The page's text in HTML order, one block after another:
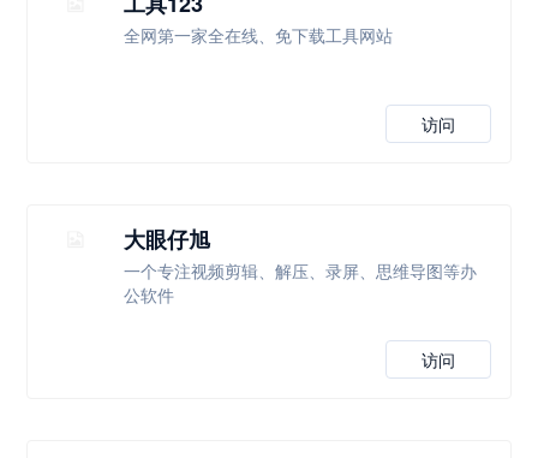
全网第一家全在线、免下载工具网站
访问
大眼仔旭
一个专注视频剪辑、解压、录屏、思维导图等办
公软件
访问